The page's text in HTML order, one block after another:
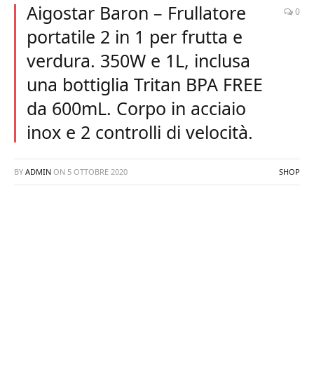
Aigostar Baron – Frullatore
portatile 2 in 1 per frutta e
verdura. 350W e 1L, inclusa
una bottiglia Tritan BPA FREE
da 600mL. Corpo in acciaio
inox e 2 controlli di velocità.
0
BY ADMIN ON 5 OTTOBRE 2020 SHOP